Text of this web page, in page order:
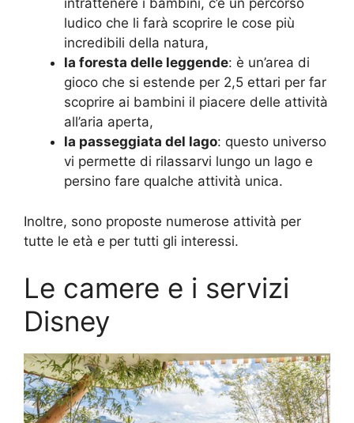
intrattenere i bambini, c’è un percorso
ludico che li farà scoprire le cose più
incredibili della natura,
la foresta delle leggende: è un’area di
gioco che si estende per 2,5 ettari per far
scoprire ai bambini il piacere delle attività
all’aria aperta,
la passeggiata del lago: questo universo
vi permette di rilassarvi lungo un lago e
persino fare qualche attività unica.
Inoltre, sono proposte numerose attività per
tutte le età e per tutti gli interessi.
Le camere e i servizi
Disney